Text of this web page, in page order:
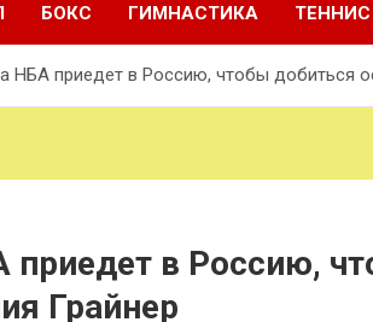
БОКС ГИМНАСТИКА ТЕННИС
НБА приедет в Россию, чтобы добиться
приедет в Россию,
Грайнер